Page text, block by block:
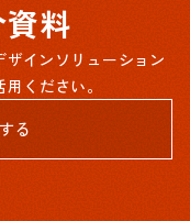
料
ザインソリューション
ください。
る